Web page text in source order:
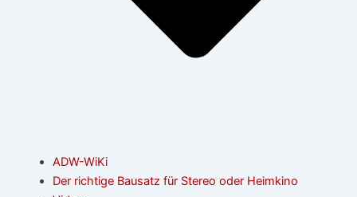
ADW-WiKi
Der richtige Bausatz für Stereo oder Heimkino